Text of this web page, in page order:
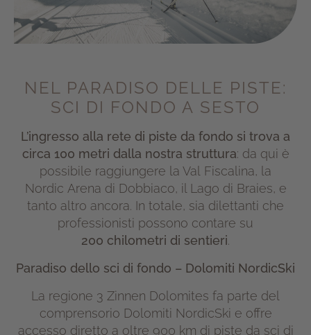
NEL PARADISO DELLE PISTE:
SCI DI FONDO A SESTO
L’ingresso alla rete di piste da fondo si trova a
circa 100 metri dalla nostra struttura: da qui è
possibile raggiungere la Val Fiscalina, la
Nordic Arena di Dobbiaco, il Lago di Braies, e
tanto altro ancora. In totale, sia dilettanti che
professionisti possono contare su
200 chilometri di sentieri.
Paradiso dello sci di fondo – Dolomiti NordicSki
La regione 3 Zinnen Dolomites fa parte del
comprensorio Dolomiti NordicSki e offre
accesso diretto a oltre 900 km di piste da sci di